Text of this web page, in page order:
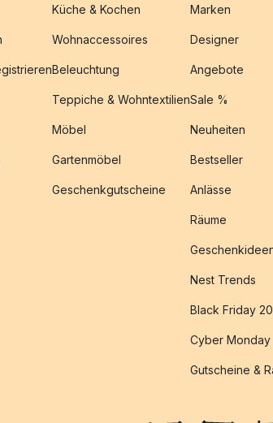
Küche & Kochen
Wohnaccessoires
Beleuchtung
Teppiche & Wohntextilien
Möbel
Gartenmöbel
Geschenkgutscheine
Marken
Designer
Angebote
Sale %
Neuheiten
Bestseller
Anlässe
Räume
Nest Trends
Black Friday
Cyber Monday
Gutscheine &